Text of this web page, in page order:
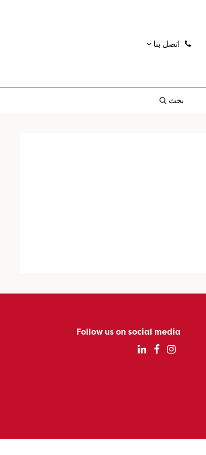
اتصل بنا
بحث
Follow us on social media